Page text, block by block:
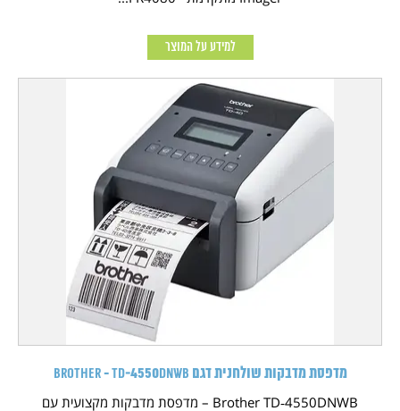
למידע על המוצר
מדפסת מדבקות שולחנית דגם Brother - TD‑4550DNWB
Brother TD‑4550DNWB – מדפסת מדבקות מקצועית עם